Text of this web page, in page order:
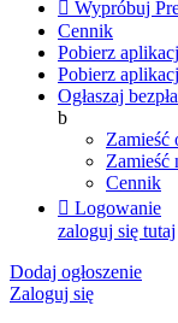
 Wypróbuj
Cennik
Pobierz
Pobierz
Ogłaszaj
b
Zamieść
Zamieść
Cennik
 Logowanie
zaloguj się tutaj
Dodaj ogłoszenie
Zaloguj się